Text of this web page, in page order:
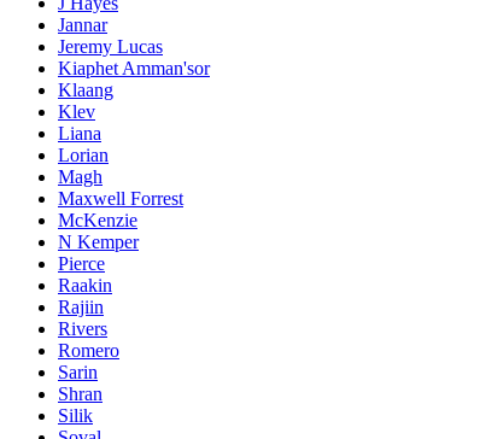
Jannar
Jeremy Lucas
Kiaphet Amman'sor
Klaang
Klev
Liana
Lorian
Magh
Maxwell Forrest
McKenzie
N Kemper
Pierce
Raakin
Rajiin
Rivers
Romero
Sarin
Shran
Silik